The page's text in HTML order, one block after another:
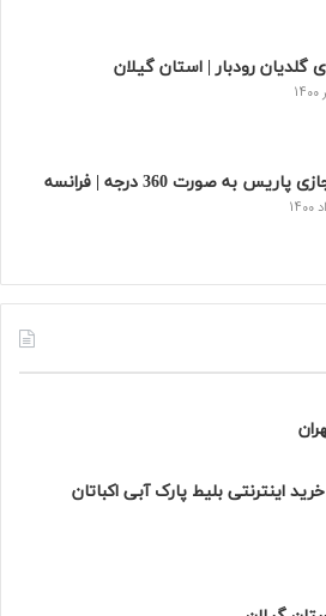
گلدیان رودبار | استان گیلان
پاریس به صورت 360 درجه | فرانسه
اینترنتی بلیط پارک آبی اکباتان